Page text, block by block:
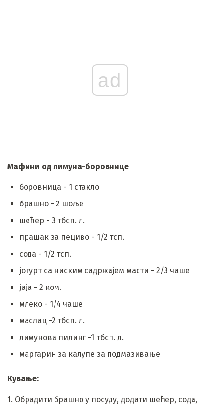
ad
Мафини од лимуна-боровнице
боровница - 1 стакло
брашно - 2 шоље
шећер - 3 тбсп. л.
прашак за пециво - 1/2 тсп.
сода - 1/2 тсп.
јогурт са ниским садржајем масти - 2/3 чаше
јаја - 2 ком.
млеко - 1/4 чаше
маслац -2 тбсп. л.
лимунова пилинг -1 тбсп. л.
маргарин за калупе за подмазивање
Кување:
1. Обрадити брашно у посуду, додати шећер, сода,